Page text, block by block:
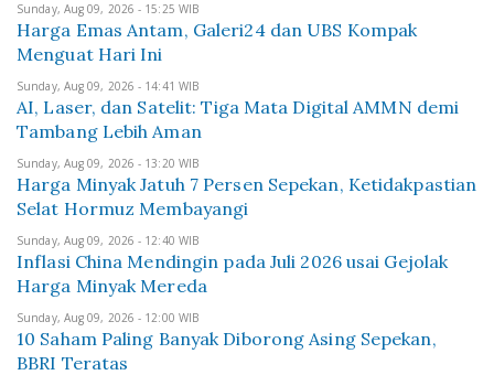
Sunday, Aug 09, 2026 - 15:25 WIB
Harga Emas Antam, Galeri24 dan UBS Kompak
Menguat Hari Ini
Sunday, Aug 09, 2026 - 14:41 WIB
AI, Laser, dan Satelit: Tiga Mata Digital AMMN demi
Tambang Lebih Aman
Sunday, Aug 09, 2026 - 13:20 WIB
Harga Minyak Jatuh 7 Persen Sepekan, Ketidakpastian
Selat Hormuz Membayangi
Sunday, Aug 09, 2026 - 12:40 WIB
Inflasi China Mendingin pada Juli 2026 usai Gejolak
Harga Minyak Mereda
Sunday, Aug 09, 2026 - 12:00 WIB
10 Saham Paling Banyak Diborong Asing Sepekan,
BBRI Teratas